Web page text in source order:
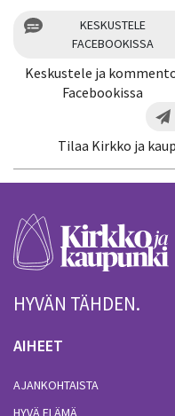
KESKUSTELE
FACEBOOKISSA
Keskustele ja
Facebookissa
Tilaa Kirkko ja
HYVÄN TÄHDEN.
AIHEET
AJANKOHTAISTA
HYVÄ ELÄMÄ